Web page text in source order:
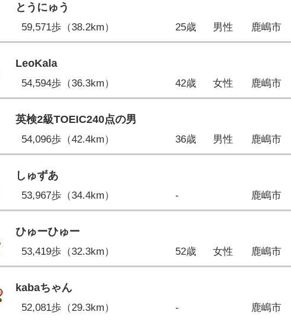
とうにゅう
59,571歩（38.2km） 25歳 男性 鹿嶋市
LeoKala
54,594歩（36.3km） 42歳 女性 鹿嶋市
英検2級TOEIC240点の男
54,096歩（42.4km） 36歳 男性 鹿嶋市
しゅずあ
53,967歩（34.4km） - 鹿嶋市
ひゅーひゅー
53,419歩（32.3km） 52歳 女性 鹿嶋市
kabaちゃん
52,081歩（29.3km） - 鹿嶋市